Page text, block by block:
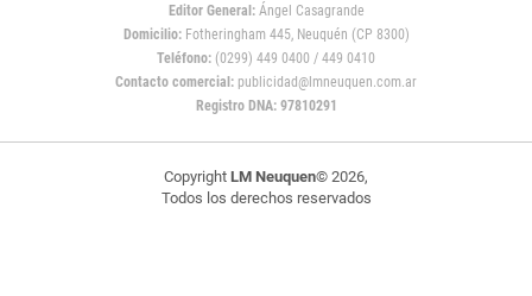
Editor General:Ángel Casagrande
Domicilio:Fotheringham 445, Neuquén (CP 8300)
Teléfono: (0299) 449 0400 / 449 0410
Contacto comercial: publicidad@lmneuquen.com.ar
Registro DNA: 97810291
Copyright LM Neuquen© 2026,
Todos los derechos reservados